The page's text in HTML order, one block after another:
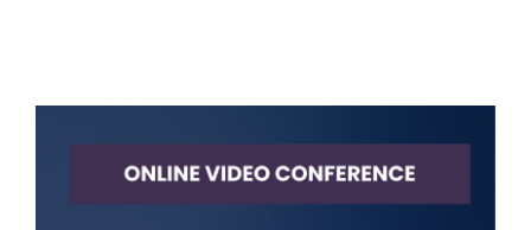
КОНТАКТЫ